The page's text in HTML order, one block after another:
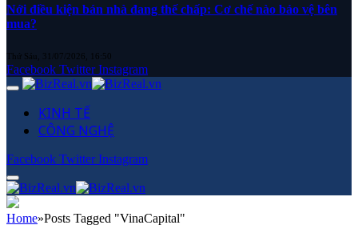
Nới điều kiện bán nhà đang thế chấp: Cơ chế nào bảo vệ bên
mua?
Thứ Sáu, 31/07/2026, 16:50
Facebook Twitter Instagram
KINH TẾ
CÔNG NGHỆ
Facebook Twitter Instagram
Home»Posts Tagged "VinaCapital"